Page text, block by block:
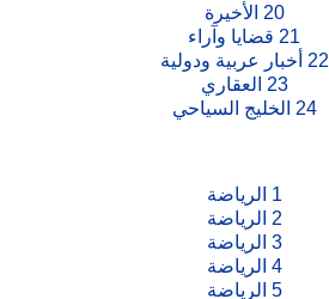
20 الأخيرة
21 قضايا وآراء
22 أخبار عربية ودولية
23 العقاري
24 الخليج السياحي
1 الرياضة
2 الرياضة
3 الرياضة
4 الرياضة
5 الرياضة